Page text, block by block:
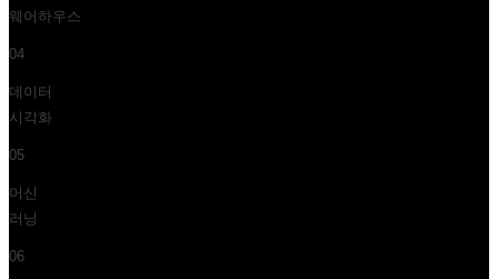
웨어하우스
04
데이터
시각화
05
머신
러닝
06